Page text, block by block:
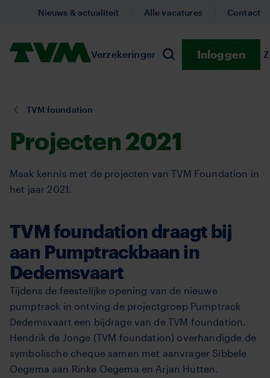
Overslaan
de
Homepage,
Verzekeringen SubmenuPreventie
Zoeken
Inloggen
Nieuws & actualiteit Alle vacatures Contact
U
hier:
TVM foundation
Projecten 2021
Maak kennis met de projecten van TVM Foundation in
het jaar 2021.
TVM foundation draagt bij
aan Pumptrackbaan in
Dedemsvaart
Tijdens de feestelijke opening van de nieuwe
pumptrack in ontving de projectgroep Pumptrack
Dedemsvaart een bijdrage van de TVM foundation.
Hendrik de Jonge (TVM foundation) overhandigde de
symbolische cheque samen met aanvrager Sibbele
Oegema aan Rinke Oegema en Arjan Hutten.